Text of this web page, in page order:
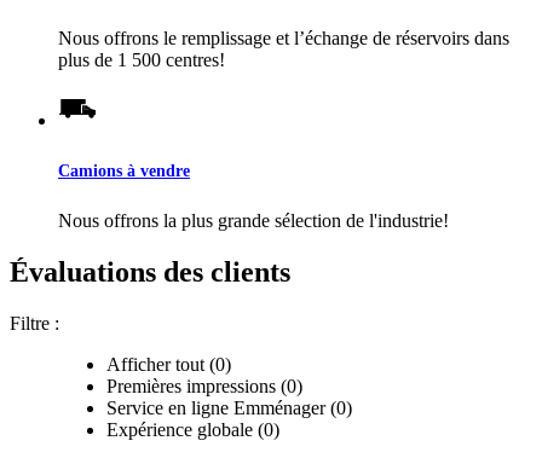
Nous offrons le remplissage et l’échange de réservoirs dans
plus de 1 500 centres!
Camions à vendre
Nous offrons la plus grande sélection de l'industrie!
Évaluations des clients
Filtre :
Afficher tout (0)
Premières impressions (0)
Service en ligne Emménager (0)
Expérience globale (0)